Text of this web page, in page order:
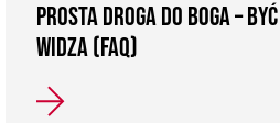
PROSTA DROGA DO BOGA –
WIDZA (FAQ)